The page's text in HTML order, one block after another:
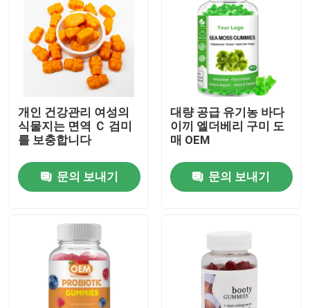
집
비디오
개인 건강관리 여성의
식물지는 면역 Ｃ 검미
를 보충합니다
문의 보내기
대량 공급 유기농 바다
이끼 엘더베리 구미 도
매 OEM
문의 보내기